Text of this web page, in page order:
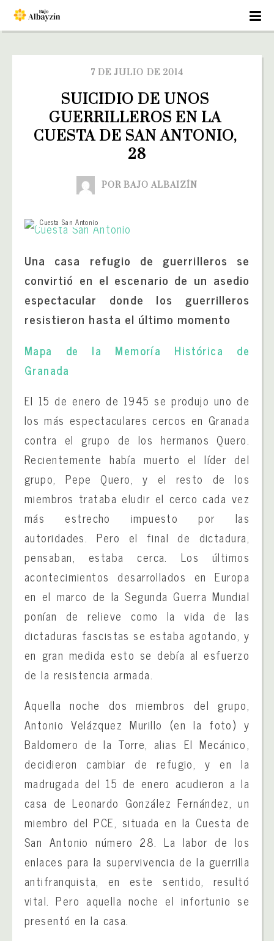
7 DE JULIO DE 2014
SUICIDIO DE UNOS
GUERRILLEROS EN LA
CUESTA DE SAN ANTONIO,
28
POR BAJO ALBAIZÍN
Cuesta San Antonio
Una casa refugio de guerrilleros se
convirtió en el escenario de un asedio
espectacular donde los guerrilleros
resistieron hasta el último momento
Mapa de la Memoría Histórica de
Granada
El 15 de enero de 1945 se produjo uno de
los más espectaculares cercos en Granada
contra el grupo de los hermanos Quero.
Recientemente había muerto el líder del
grupo, Pepe Quero, y el resto de los
miembros trataba eludir el cerco cada vez
más estrecho impuesto por las
autoridades. Pero el final de dictadura,
pensaban, estaba cerca. Los últimos
acontecimientos desarrollados en Europa
en el marco de la Segunda Guerra Mundial
ponían de relieve como la vida de las
dictaduras fascistas se estaba agotando, y
en gran medida esto se debía al esfuerzo
de la resistencia armada.
Aquella noche dos miembros del grupo,
Antonio Velázquez Murillo (en la foto) y
Baldomero de la Torre, alias El Mecánico,
decidieron cambiar de refugio, y en la
madrugada del 15 de enero acudieron a la
casa de Leonardo González Fernández, un
miembro del PCE, situada en la Cuesta de
San Antonio número 28. La labor de los
enlaces para la supervivencia de la guerrilla
antifranquista, en este sentido, resultó
vital. Pero aquella noche el infortunio se
presentó en la casa.